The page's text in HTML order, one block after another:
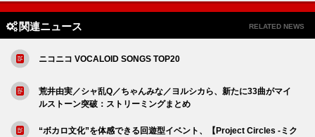
関連ニュース RELATED NEWS
ニコニコ VOCALOID SONGS TOP20
荒井由実／シャ乱Q／ちゃんみな／ヨルシカら、新たに33曲がマイ
ルストーン突破：ストリーミングまとめ
“ボカロ文化”を体感できる回遊型イベント、【Project Circles -ミク